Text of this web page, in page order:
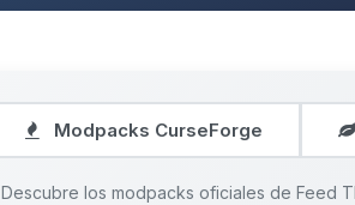
Modpacks CurseForge
Descubre los modpacks oficiales de Feed